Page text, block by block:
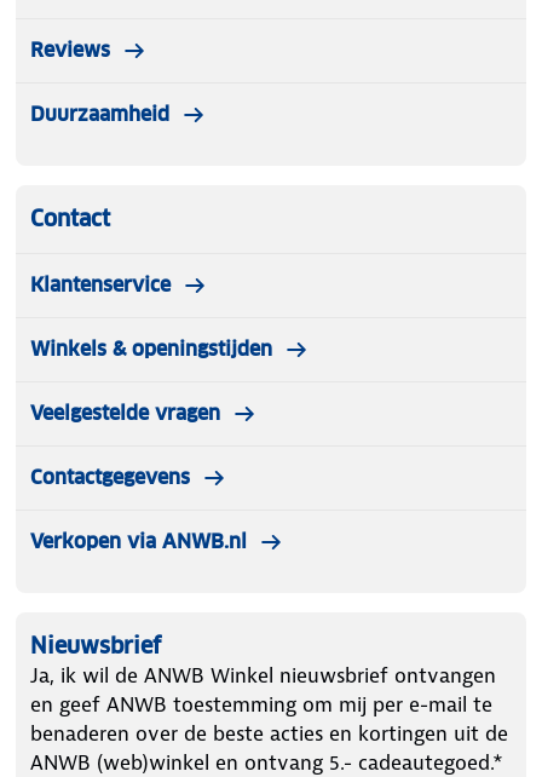
Reviews
Duurzaamheid
Contact
Klantenservice
Winkels & openingstijden
Veelgestelde vragen
Contactgegevens
Verkopen via ANWB.nl
Nieuwsbrief
Ja, ik wil de ANWB Winkel nieuwsbrief ontvangen
en geef ANWB toestemming om mij per e-mail te
benaderen over de beste acties en kortingen uit de
ANWB (web)winkel en ontvang 5.- cadeautegoed.*